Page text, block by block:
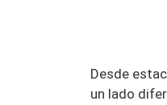
Desde
un lado